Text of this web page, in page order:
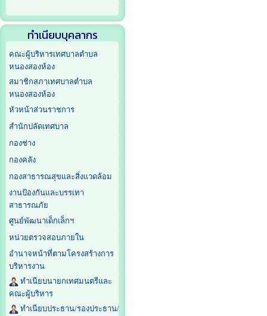
ทำเนียบบุคลากร
คณะผู้บริหารเทศบาลตำบล
หนองสองห้อง
สมาชิกสภาเทศบาลตำบล
หนองสองห้อง
หัวหน้าส่วนราชการ
สำนักปลัดเทศบาล
กองช่าง
กองคลัง
กองสาธารณสุขและสิ่งแวดล้อม
งานป้องกันและบรรเทา
สาธารณภัย
ศูนย์พัฒนาเด็กเล็กฯ
หน่วยตรวจสอบภายใน
อำนาจหน้าที่ตามโครงสร้างการ
บริหารงาน
ทำเนียบนายกเทศมนตรีและ
คณะผู้บริหาร
ทำเนียบประธาน/รองประธาน/